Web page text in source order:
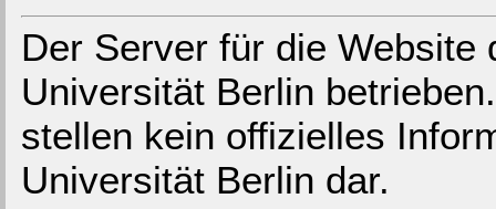
Der Server für die Website
Universität Berlin
stellen kein offizielles
Universität Berlin dar.